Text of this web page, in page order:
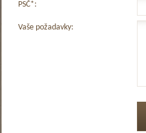
PSČ*:
Vaše požadavky: